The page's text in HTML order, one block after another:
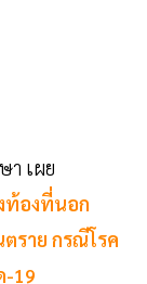
า เผย
ท้องที่นอก
ราย กรณีโรค
-19